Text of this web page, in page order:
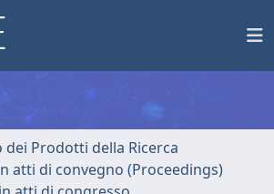
dei Prodotti della Ricerca
atti di convegno (Proceedings)